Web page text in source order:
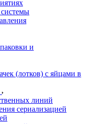
системы
и
(лотков) с яйцами в
линий
сериализацией